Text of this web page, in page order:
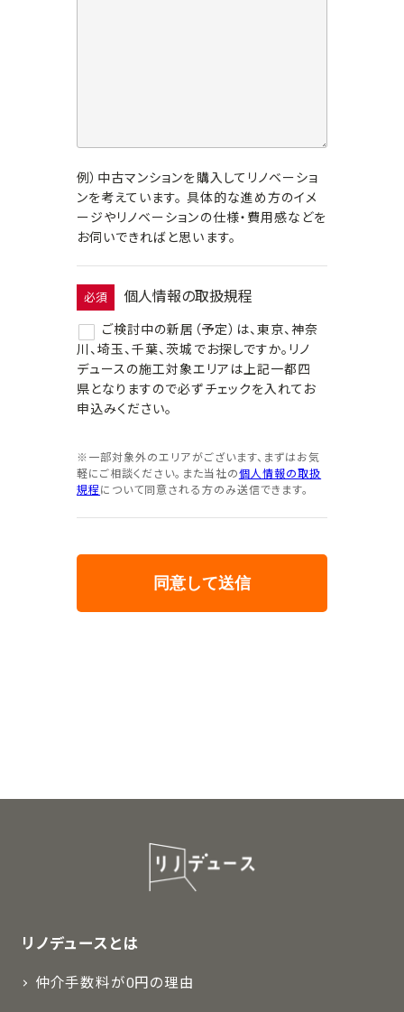
例）中古マンションを購入してリノベーショ
ンを考えています。 具体的な進め方のイメ
ージやリノベーションの仕様・費用感などを
お伺いできればと思います。
必須 個人情報の取扱規程
ご検討中の新居（予定）は、東京、神奈
川、埼玉、千葉、茨城でお探しですか。リノ
デュースの施工対象エリアは上記一都四
県となりますので必ずチェックを入れてお
申込みください。
※一部対象外のエリアがございます、まずはお気
軽にご相談ください。また当社の個人情報の取扱
規程 について同意される方のみ送信できます。
リノデュースとは
仲介手数料が0円の理由